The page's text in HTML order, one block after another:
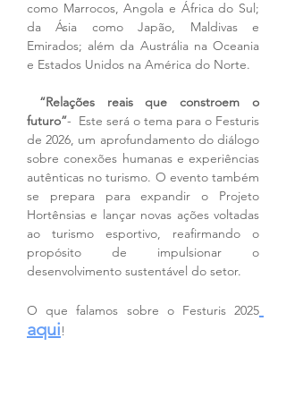
como Marrocos, Angola e África do Sul;
da Ásia como Japão, Maldivas e
Emirados; além da Austrália na Oceania
e Estados Unidos na América do Norte.
futuro”-  Este será o tema para o Festuris
de 2026, um aprofundamento do diálogo
sobre conexões humanas e experiências
autênticas no turismo. O evento também
se prepara para expandir o Projeto
Hortênsias e lançar novas ações voltadas
ao turismo esportivo, reafirmando o
propósito de impulsionar o
desenvolvimento sustentável do setor.
O que falamos sobre o Festuris 2025
aqui!